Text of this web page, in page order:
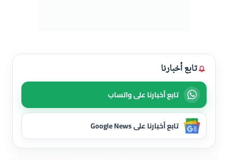
تابع أخبارنا
تابع أخبارنا على واتساب
تابع أخبارنا على Google News